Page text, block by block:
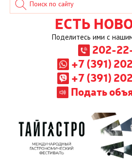
ЕСТЬ
Поделитесь ими с
202-
+7 (391)
+7 (391)
Подать